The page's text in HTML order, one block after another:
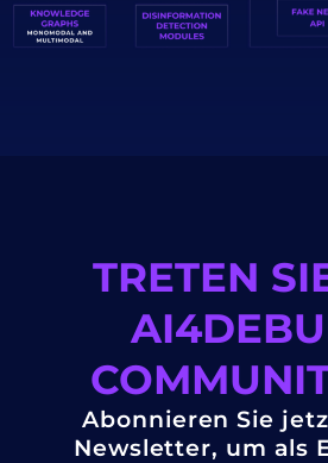
TRETEN
Abonnieren Sie
Newsletter, um als